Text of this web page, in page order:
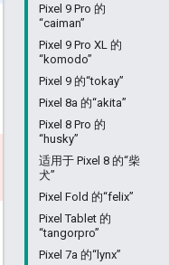
Pixel 9 Pro 的
“caiman”
Pixel 9 Pro XL 的
“komodo”
Pixel 9 的“tokay”
Pixel 8a 的“akita”
Pixel 8 Pro 的
“husky”
适用于 Pixel 8 的“柴
犬”
Pixel Fold 的“felix”
Pixel Tablet 的
“tangorpro”
Pixel 7a 的“lynx”